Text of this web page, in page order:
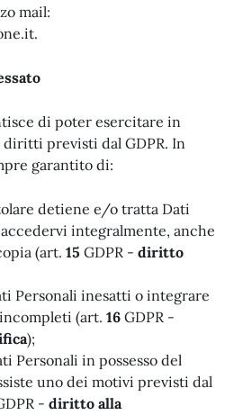
mail:
.
di poter esercitare in
diritti previsti dal GDPR. In
garantito di:
detiene e/o tratta Dati
integralmente, anche
(art. 15 GDPR - diritto
Personali inesatti o integrare
(art. 16 GDPR -
);
Personali in possesso del
uno dei motivi previsti dal
- diritto alla